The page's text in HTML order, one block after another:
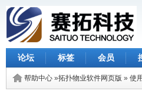
论坛 标签 会员
帮助中心 »拓扑物业软件网页版 » 使